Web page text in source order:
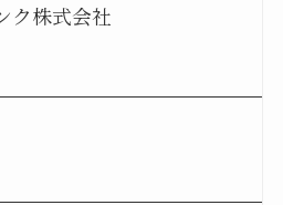
ク株式会社